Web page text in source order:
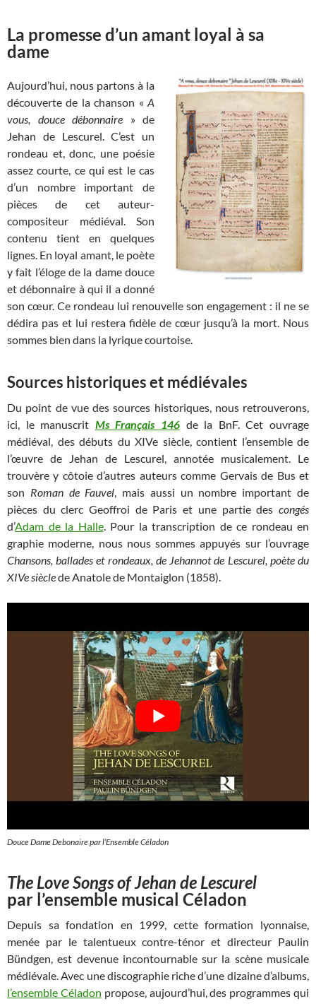
La promesse d’un amant loyal à sa
dame
Aujourd’hui, nous partons à la
découverte de la chanson « A
vous, douce débonnaire » de
Jehan de Lescurel. C’est un
rondeau et, donc, une poésie
assez courte, ce qui est le cas
d’un nombre important de
pièces de cet auteur-
compositeur médiéval. Son
contenu tient en quelques
lignes. En loyal amant, le poète
y fait l’éloge de la dame douce
et débonnaire à qui il a donné
son cœur. Ce rondeau lui renouvelle son engagement : il ne se
dédira pas et lui restera fidèle de cœur jusqu’à la mort. Nous
sommes bien dans la lyrique courtoise.
Sources historiques et médiévales
Du point de vue des sources historiques, nous retrouverons,
ici, le manuscrit Ms Français 146 de la BnF. Cet ouvrage
médiéval, des débuts du XIVe siècle, contient l’ensemble de
l’œuvre de Jehan de Lescurel, annotée musicalement. Le
trouvère y côtoie d’autres auteurs comme Gervais de Bus et
son Roman de Fauvel, mais aussi un nombre important de
pièces du clerc Geoffroi de Paris et une partie des congés
d’Adam de la Halle. Pour la transcription de ce rondeau en
graphie moderne, nous nous sommes appuyés sur l’ouvrage
Chansons, ballades et rondeaux, de Jehannot de Lescurel, poète du
XIVe sièclede Anatole de Montaiglon (1858).
Douce Dame Debonaire par l’Ensemble Céladon
The Love Songs of Jehan de Lescurel
par l’ensemble musical Céladon
Depuis sa fondation en 1999, cette formation lyonnaise,
menée par le talentueux contre-ténor et directeur Paulin
Bündgen, est devenue incontournable sur la scène musicale
médiévale. Avec une discographie riche d’une dizaine d’albums,
l’ensemble Céladon propose, aujourd’hui, des programmes qui